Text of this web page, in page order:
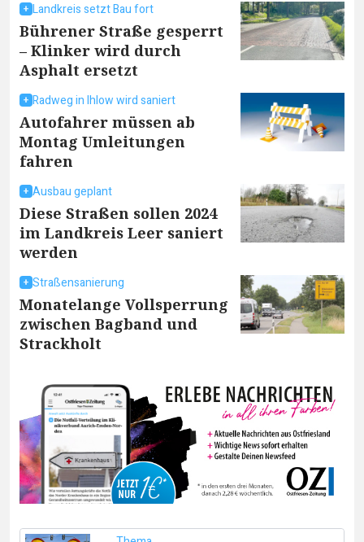
Landkreis setzt Bau fort
Bührener Straße gesperrt
– Klinker wird durch
Asphalt ersetzt
Radweg in Ihlow wird saniert
Autofahrer müssen ab
Montag Umleitungen
fahren
Ausbau geplant
Diese Straßen sollen 2024
im Landkreis Leer saniert
werden
Straßensanierung
Monatelange Vollsperrung
zwischen Bagband und
Strackholt